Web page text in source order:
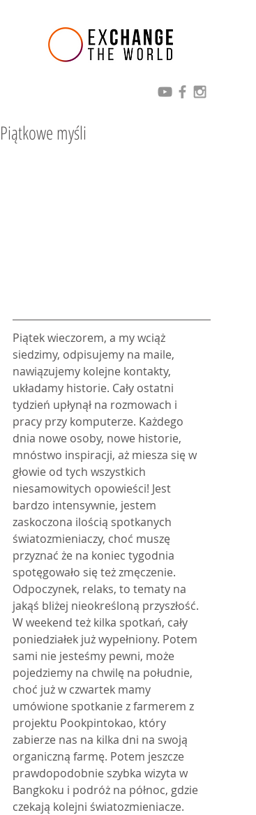
Piątkowe myśli
Piątek wieczorem, a my wciąż
siedzimy, odpisujemy na maile,
nawiązujemy kolejne kontakty,
układamy historie. Cały ostatni
tydzień upłynął na rozmowach i
pracy przy komputerze. Każdego
dnia nowe osoby, nowe historie,
mnóstwo inspiracji, aż miesza się w
głowie od tych wszystkich
niesamowitych opowieści! Jest
bardzo intensywnie, jestem
zaskoczona ilością spotkanych
światozmieniaczy, choć muszę
przyznać że na koniec tygodnia
spotęgowało się też zmęczenie.
Odpoczynek, relaks, to tematy na
jakąś bliżej nieokreśloną przyszłość.
W weekend też kilka spotkań, cały
poniedziałek już wypełniony. Potem
sami nie jesteśmy pewni, może
pojedziemy na chwilę na południe,
choć już w czwartek mamy
umówione spotkanie z farmerem z
projektu Pookpintokao, który
zabierze nas na kilka dni na swoją
organiczną farmę. Potem jeszcze
prawdopodobnie szybka wizyta w
Bangkoku i podróż na północ, gdzie
czekają kolejni światozmieniacze.